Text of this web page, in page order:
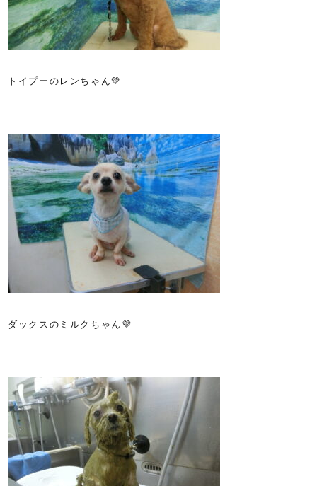
トイプーのレンちゃん💚
ダックスのミルクちゃん💜